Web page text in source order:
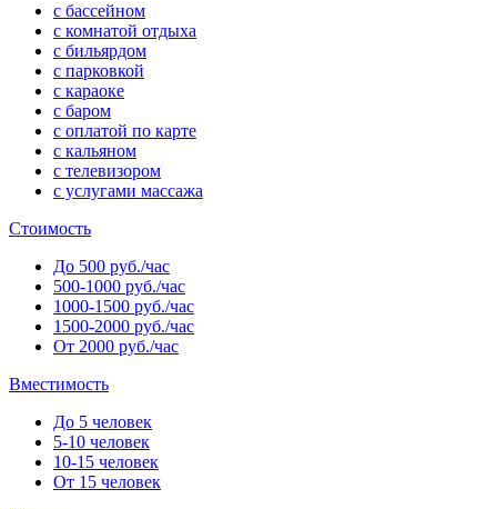
с бассейном
с комнатой отдыха
с бильярдом
с парковкой
с караоке
с баром
с оплатой по карте
с кальяном
с телевизором
с услугами массажа
Стоимость
До 500 руб./час
500-1000 руб./час
1000-1500 руб./час
1500-2000 руб./час
От 2000 руб./час
Вместимость
До 5 человек
5-10 человек
10-15 человек
От 15 человек